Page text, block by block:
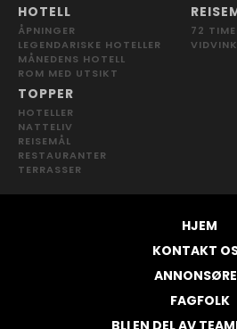
HOTELL
ÅPNINGER
LEGENDARISKE HOTELLER
MÅNEDENS HOTELL
ROM MED UTSIKT
72
TOPPER
HOTELLER
NATTELIV
REISEMÅL
RESTAURANTER
TERRASSER
HJEM
KONTAKT
FAGFOLK